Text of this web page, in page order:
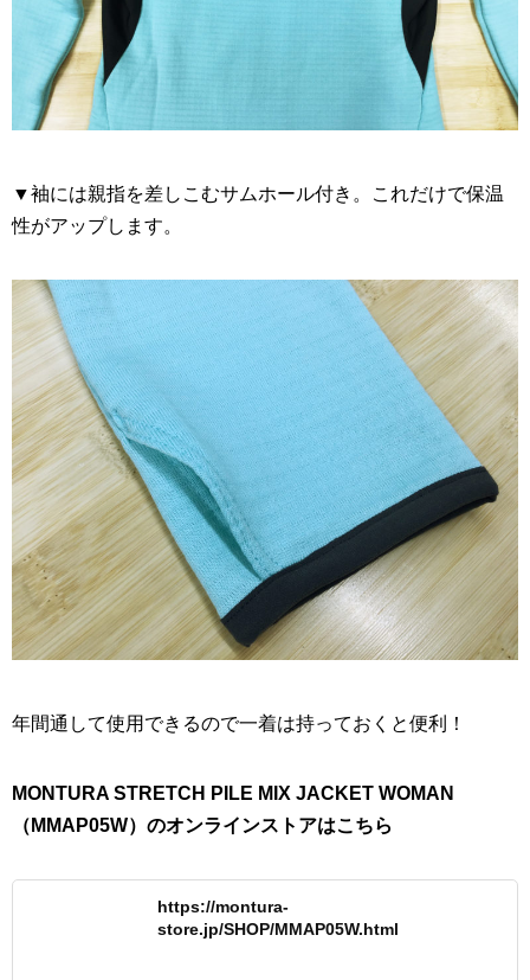
▼袖には親指を差しこむサムホール付き。これだけで保温
性がアップします。
年間通して使用できるので一着は持っておくと便利！
MONTURA STRETCH PILE MIX JACKET WOMAN
（MMAP05W）のオンラインストアはこちら
https://montura-
store.jp/SHOP/MMAP05W.html